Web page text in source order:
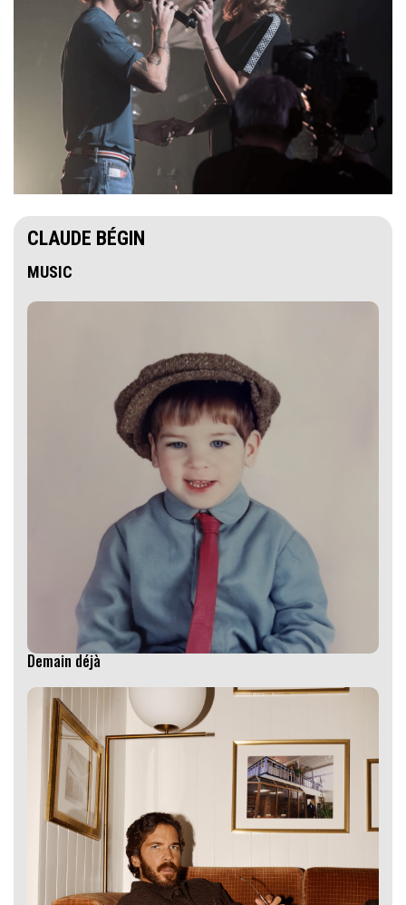
CLAUDE BÉGIN
MUSIC
Demain déjà